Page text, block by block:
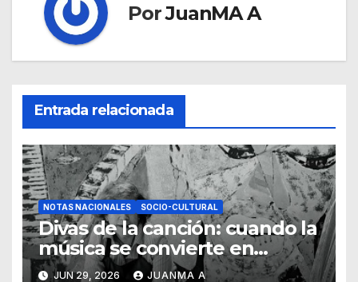
PorJuanMA A
Entrada relacionada
NOTAS NACIONALES SOCIO-CULTURAL
Divas de la canción: cuando la
música se convierte en
pintura
JUN 29, 2026 JUANMA A